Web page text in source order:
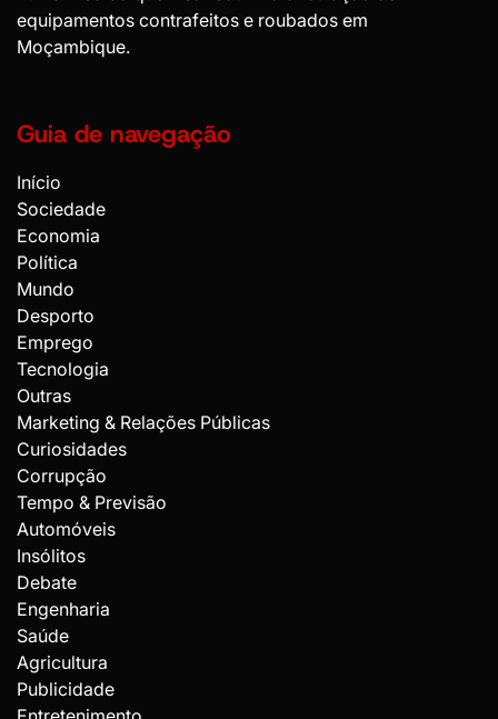
equipamentos contrafeitos e roubados em
Moçambique.
Guia de navegação
Início
Sociedade
Economia
Política
Mundo
Desporto
Emprego
Tecnologia
Outras
Marketing & Relações Públicas
Curiosidades
Corrupção
Tempo & Previsão
Automóveis
Insólitos
Debate
Engenharia
Saúde
Agricultura
Publicidade